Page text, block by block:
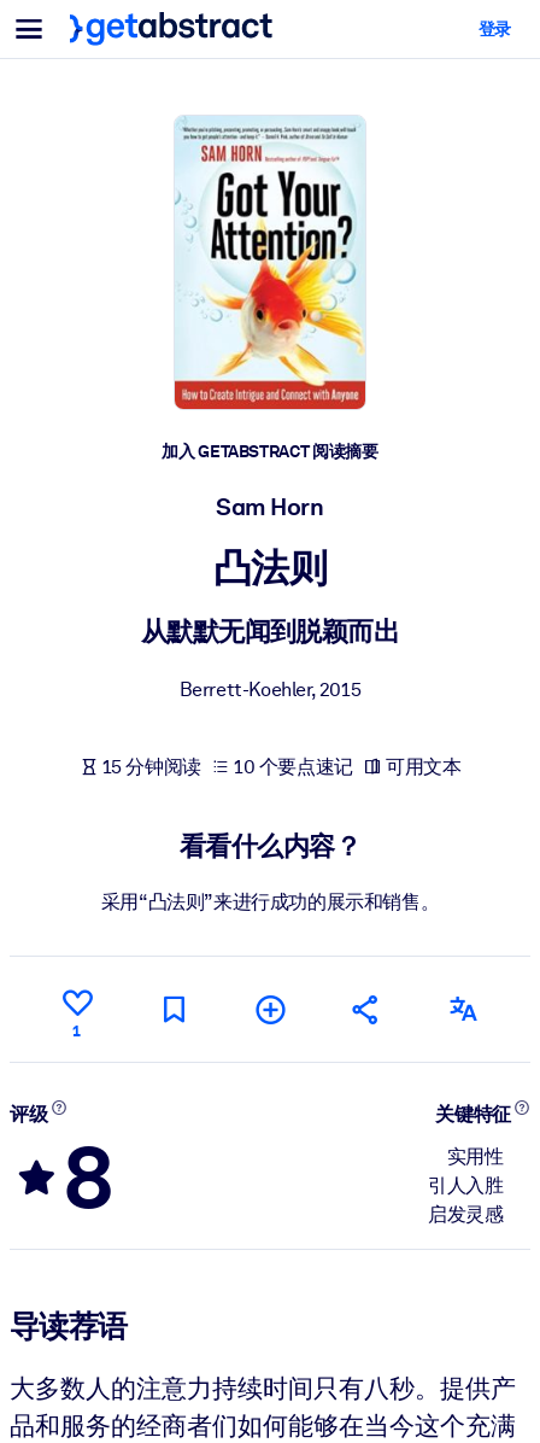
菜单
面向团队与管理者
为您的员工配备关键的人工智能技能。
帮助您的管理者为未来的工作时代做好准备。
让团队更轻松地共同学习、解决实际问题并更快采取行动。
培养您的员工应对未来挑战所需的技能。
将简短且经过验证的知识引入您的 LMS/LXP，以获得更强的学习效
利用可靠、结构化的知识为您的人工智能系统提供动力，以改善输
面向人工智能系统
登录
加入 GETABSTRACT 阅读摘要
Sam Horn
凸法则
从默默无闻到脱颖而出
Berrett-Koehler,2015
15 分钟阅读 10 个要点速记 可用文本
看看什么内容？
采用“凸法则”来进行成功的展示和销售。
1
评级
8
关键特征
实用性
引人入胜
启发灵感
导读荐语
大多数人的注意力持续时间只有八秒。提供产
品和服务的经商者们如何能够在当今这个充满